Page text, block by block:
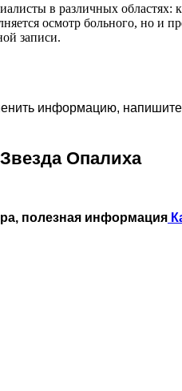
в различных
осмотр больного, но и
записи.
информацию,
Опалиха
полезная информация